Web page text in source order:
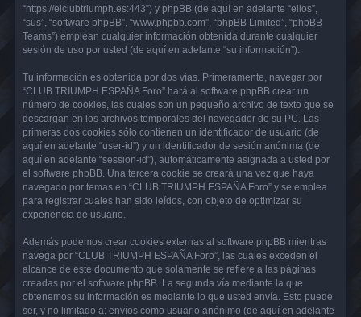
“https://elclubtriumph.es:443”) y phpBB (de aquí en adelante “ellos”,
“sus”, “software phpBB”, “www.phpbb.com”, “phpBB Limited”, “phpBB
Teams”) emplean cualquier información obtenida durante cualquier
sesión de uso por usted (de aquí en adelante “su información”).
Tu información es obtenida por dos vías. Primeramente, navegar por
“CLUB TRIUMPH ESPAÑA Foro” hará al software phpBB crear un
número de cookies, las cuales son un pequeño archivo de texto que se
descargan en los archivos temporales del navegador de su PC. Las
primeras dos cookies sólo contienen un identificador de usuario (de
aquí en adelante “user-id”) y un identificador de sesión anónima (de
aquí en adelante “session-id”), automáticamente asignada a usted por
el software phpBB. Una tercera cookie se creará una vez que haya
navegado por temas en “CLUB TRIUMPH ESPAÑA Foro” y se emplea
para registrar cuales han sido leídos, con objeto de optimizar su
experiencia de usuario.
Además podemos crear cookies externas al software phpBB mientras
navega por “CLUB TRIUMPH ESPAÑA Foro”, las cuales exceden el
alcance de este documento que solamente se refiere a las páginas
creadas por el software phpBB. La segunda vía mediante la que
obtenemos su información es mediante lo que usted envía. Esto puede
ser, y no limitado a: envíos como usuario anónimo (de aquí en adelante